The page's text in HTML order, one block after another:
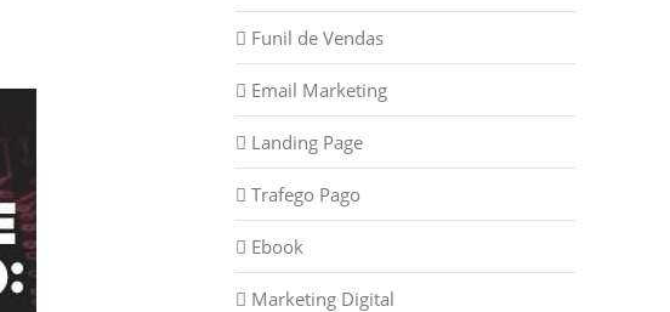
Funil de Vendas
Email Marketing
Landing Page
Trafego Pago
Ebook
Marketing Digital